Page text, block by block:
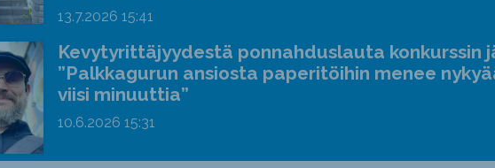
13.7.2026 15:41
Kevytyrittäjyydestä ponnahduslauta konkurssin
”Palkkagurun ansiosta paperitöihin menee
viisi minuuttia”
10.6.2026 15:31